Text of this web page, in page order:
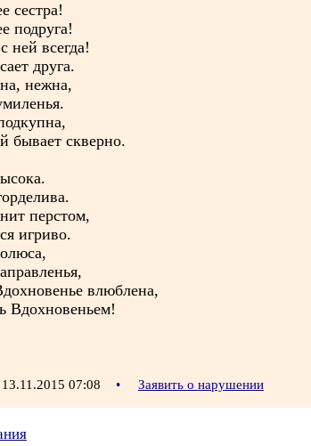
сестра!
подруга!
ней всегда!
друга.
нежна,
бывает скверно.
перстом,
игриво.
влюблена,
Вдохновеньем!
07:08 • Заявить о нарушении